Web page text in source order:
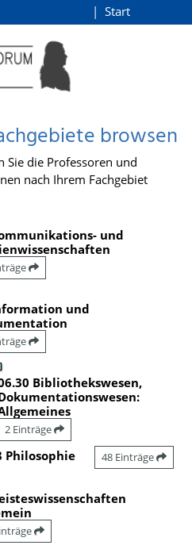
Start
browsen
Sie die Professoren und
nach Ihrem Fachgebiet
und
und
Bibliothekswesen,
2 Einträge
Philosophie 48 Einträge